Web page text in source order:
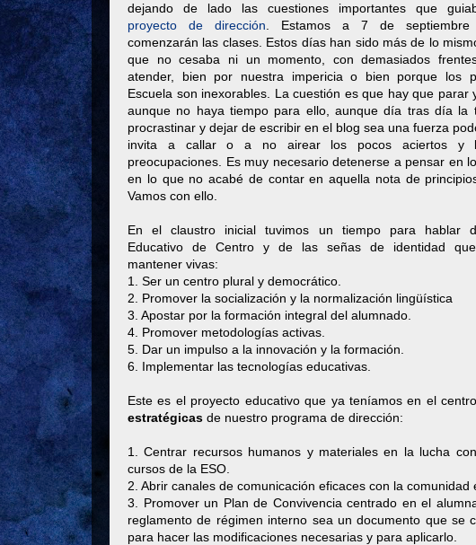
dejando de lado las cuestiones importantes que
proyecto de dirección . Estamos a 7 de septiembre
comenzarán las clases. Estos días han sido más de lo
que no cesaba ni un momento, con demasiados
atender, bien por nuestra impericia o bien porque los
Escuela son inexorables. La cuestión es que hay que parar
aunque no haya tiempo para ello, aunque día tras día la
procrastinar y dejar de escribir en el blog sea una fuerza
invita a callar o a no airear los pocos aciertos y
preocupaciones. Es muy necesario detenerse a pensar en
en lo que no acabé de contar en aquella nota de
Vamos con ello.
En el claustro inicial tuvimos un tiempo para hablar
Educativo de Centro y de las señas de identidad
mantener vivas:
1. Ser un centro plural y democrático.
2. Promover la socialización y la normalización lingüística
3. Apostar por la formación integral del alumnado.
4. Promover metodologías activas.
5. Dar un impulso a la innovación y la formación.
6. Implementar las tecnologías educativas.
Este es el proyecto educativo que ya teníamos en el
estratégicas de nuestro programa de dirección:
1. Centrar recursos humanos y materiales en la lucha
cursos de la ESO.
2. Abrir canales de comunicación eficaces con la
3. Promover un Plan de Convivencia centrado en el
reglamento de régimen interno sea un documento que se
para hacer las modificaciones necesarias y para aplicarlo.